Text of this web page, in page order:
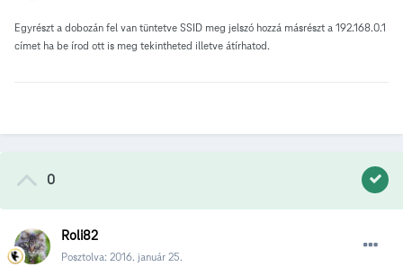
Egyrészt a dobozán fel van tüntetve SSID meg jelszó hozzá másrészt a 192.168.0.1
címet ha be írod ott is meg tekintheted illetve átírhatod.
0
Roli82
Posztolva: 2016. január 25.